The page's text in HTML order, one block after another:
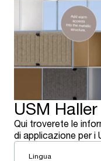
USM
Qui troverete le
di applicazione per i
Lingua